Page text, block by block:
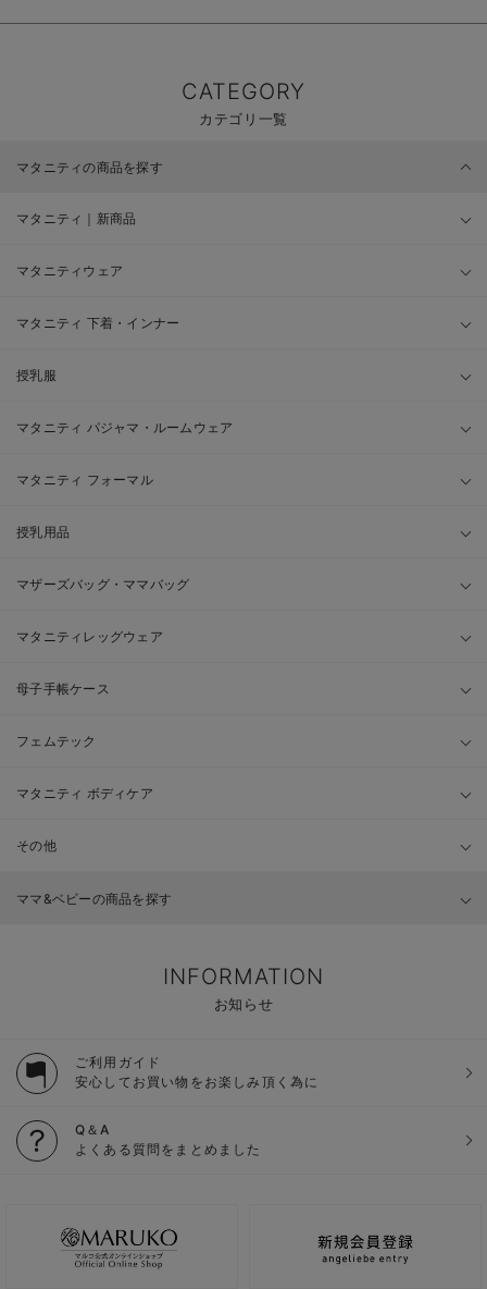
CATEGORY
カテゴリ一覧
マタニティの商品を探す
マタニティ｜新商品
マタニティウェア
マタニティ 下着・インナー
授乳服
マタニティ パジャマ・ルームウェア
マタニティ フォーマル
授乳用品
マザーズバッグ・ママバッグ
マタニティレッグウェア
母子手帳ケース
フェムテック
マタニティ ボディケア
その他
ママ&ベビーの商品を探す
INFORMATION
お知らせ
ご利用ガイド
安心してお買い物をお楽しみ頂く為に
Q＆A
よくある質問をまとめました